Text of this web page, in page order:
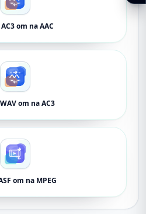
om na AAC
om na AC3
om na MPEG